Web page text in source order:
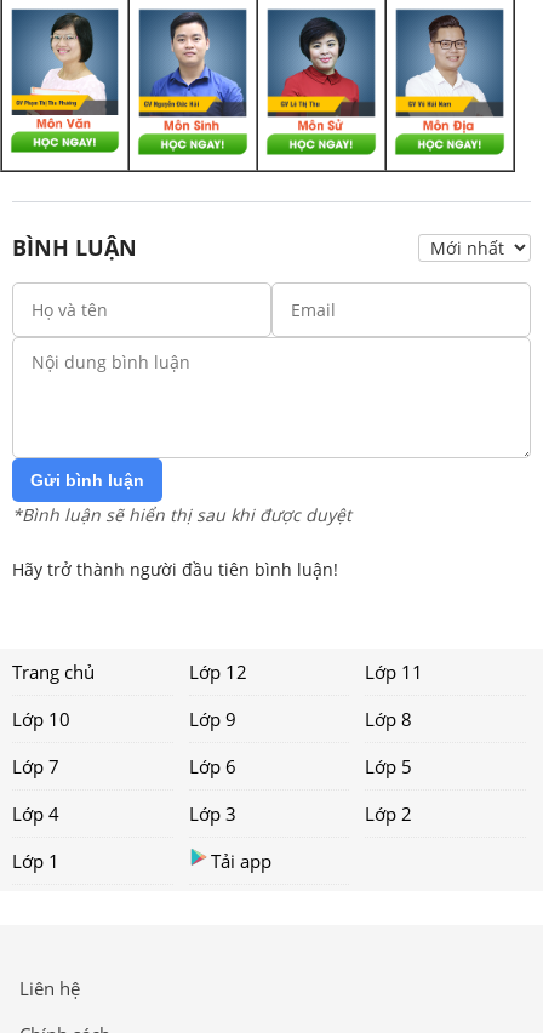
BÌNH LUẬN
Gửi bình luận
*Bình luận sẽ hiển thị sau khi được duyệt
Hãy trở thành người đầu tiên bình luận!
Trang chủ Lớp 12
Lớp 11
Lớp 10
Lớp 9
Lớp 8
Lớp 7
Lớp 6
Lớp 5
Lớp 4
Lớp 3
Lớp 2
Lớp 1
Tải app
Liên hệ